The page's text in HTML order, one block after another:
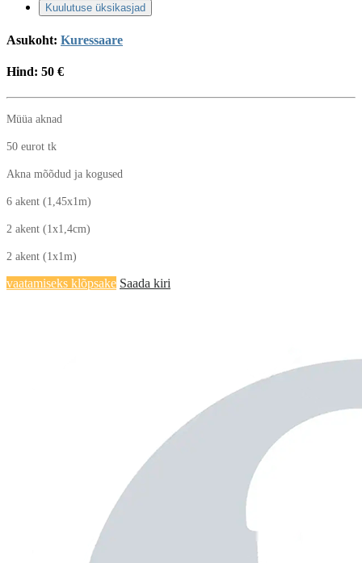
Kuulutuse üksikasjad
Asukoht: Kuressaare
Hind: 50 €
Müüa aknad
50 eurot tk
Akna mõõdud ja kogused
6 akent (1,45x1m)
2 akent (1x1,4cm)
2 akent (1x1m)
vaatamiseks klõpsake Saada kiri